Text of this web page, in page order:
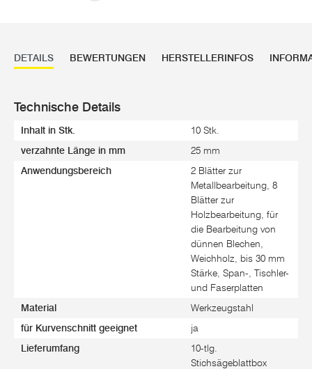
DETAILS BEWERTUNGEN HERSTELLERINFOS
Technische Details
Inhalt in Stk. 10 Stk.
verzahnte Länge in mm 25 mm
Anwendungsbereich
2 Blätter zur
Metallbearbeitung, 8
Blätter zur
Holzbearbeitung, für
die Bearbeitung von
dünnen Blechen,
Weichholz, bis 30 mm
Stärke, Span-, Tischler-
und Faserplatten
Material Werkzeugstahl
für Kurvenschnitt geeignet ja
Lieferumfang
10-tlg.
Stichsägeblattbox